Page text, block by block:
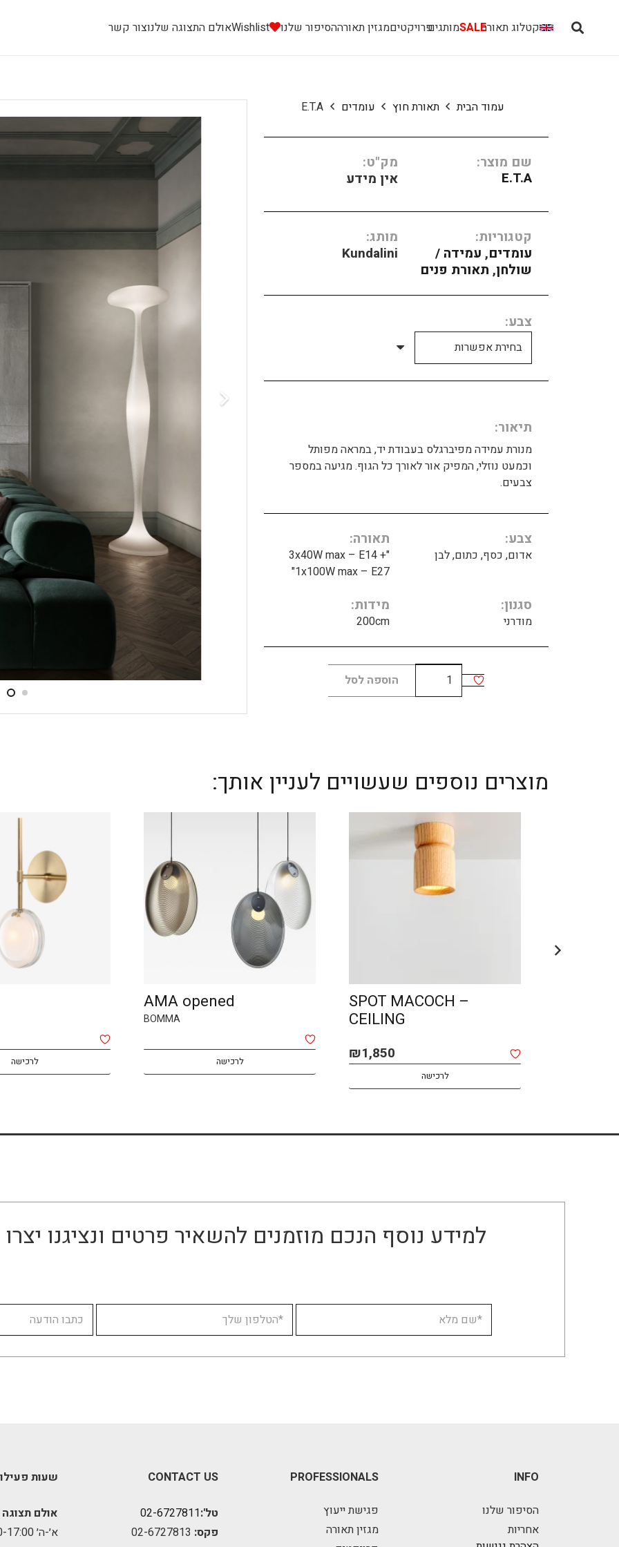
קטלוג תאורהSALEמותגיםפרויקטיםמגזין תאורההסיפור שלנו Wishlistאולם התצוגה שלנוצור קשר
עמוד הבית תאורת חוץ עומדים E.T.A
שם מוצר:
E.T.A
מק"ט:
אין מידע
קטגוריות:
עומדים, עמידה /
שולחן, תאורת פנים
מותג:
Kundalini
צבע
תיאור
מנורת עמידה מפיברגלס בעבודת יד, במראה מפותל
וכמעט נוזלי, המפיק אור לאורך כל הגוף. מגיעה במספר
צבעים.
צבע
אדום, כסף, כתום, לבן
תאורה
"3x40W max – E14 +
1x100W max – E27"
סגנון
מודרני
מידות
200cm
כמות
של
הוספה לסל
מוצרים נוספים שעשויים לעניין אותך:
SPOT MACOCH –
CEILING
₪1,850
לרכישה
AMA opened
BOMMA
לרכישה לרכישה
למידע נוסף הנכם מוזמנים להשאיר פרטים ונציגנו
INFO
הסיפור שלנו
אחריות
PROFESSIONALS
פגישת ייעוץ
מגזין תאורה
CONTACT US
טל':02-6727811
פקס:
שעות
אולם
א׳-ה׳ 09:00-17:00